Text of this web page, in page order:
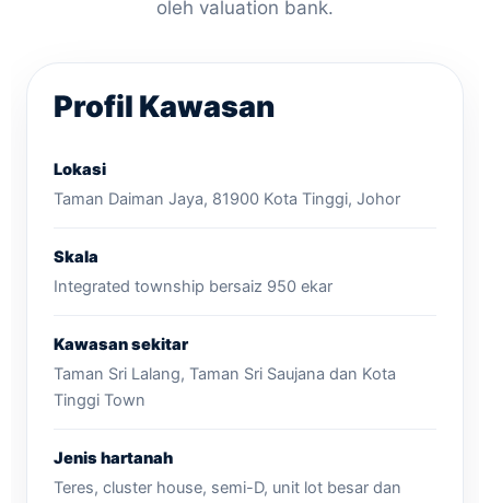
oleh valuation bank.
Profil Kawasan
Lokasi
Taman Daiman Jaya, 81900 Kota Tinggi, Johor
Skala
Integrated township bersaiz 950 ekar
Kawasan sekitar
Taman Sri Lalang, Taman Sri Saujana dan Kota
Tinggi Town
Jenis hartanah
Teres, cluster house, semi-D, unit lot besar dan